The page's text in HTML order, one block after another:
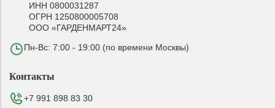
ИНН 0800031287
ОГРН 1250800005708
ООО «ГАРДЕНМАРТ24»
Пн-Вс: 7:00 - 19:00 (по времени Москвы)
Контакты
+7 991 898 83 30